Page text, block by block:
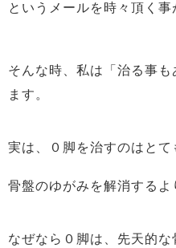
というメールを時々頂く事
そんな時、私は「治る事
ます。
実は、０脚を治すのはとて
骨盤のゆがみを解消するよ
なぜなら０脚は、先天的な